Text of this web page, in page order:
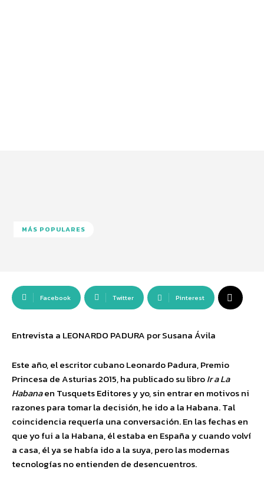
MÁS POPULARES
Facebook Twitter Pinterest
Entrevista a LEONARDO PADURA por Susana Ávila
Este año, el escritor cubano Leonardo Padura, Premio
Princesa de Asturias 2015, ha publicado su libroIr a La
Habanaen Tusquets Editores y yo, sin entrar en motivos ni
razones para tomar la decisión, he ido a la Habana. Tal
coincidencia requería una conversación. En las fechas en
que yo fui a la Habana, él estaba en España y cuando volví
a casa, él ya se había ido a la suya, pero las modernas
tecnologías no entienden de desencuentros.